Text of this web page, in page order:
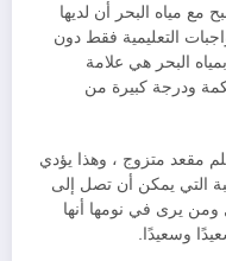
مع مياه البحر أن لديها
التعليمية فقط دون
البحر هي علامة
ودرجة كبيرة من
مقعد متزوج ، وهذا يؤدي
التي يمكن أن تصل إلى
يرى في نومها أنها
وسعيدًا.